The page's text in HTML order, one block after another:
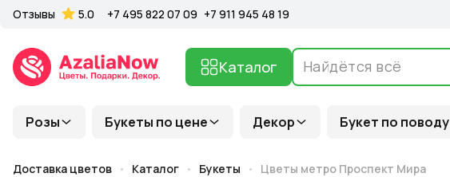
Розы Букеты по цене Декор Букет по поводу
Каталог
Отзывы 5.0 +7 495 822 07 09 +7 911 945 48 19
Доставка цветов Каталог Букеты Цветы метро Проспект Мира